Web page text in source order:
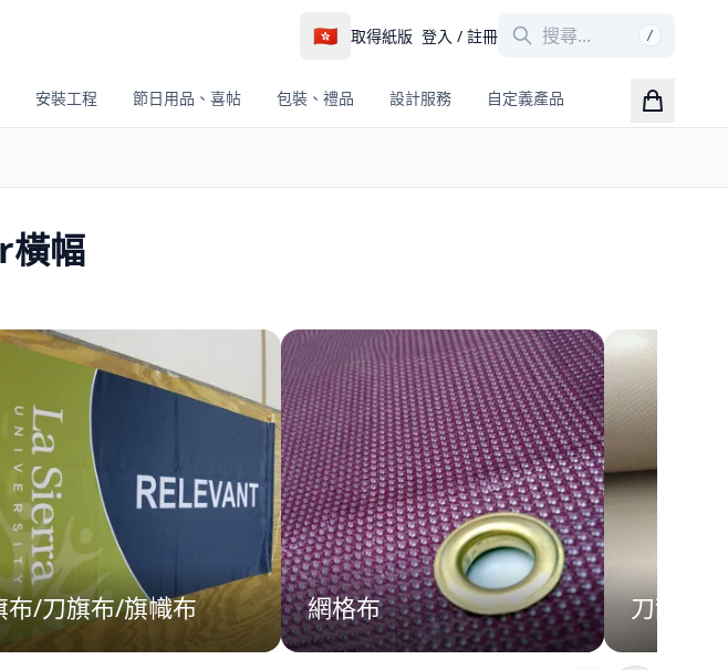
🇭🇰 取得紙版 登入 / 註冊 /
安裝工程 節日用品、喜帖 包裝、禮品 設計服務 自定義產品
幅
布/刀旗布/旗幟布 網格布 刀刮布